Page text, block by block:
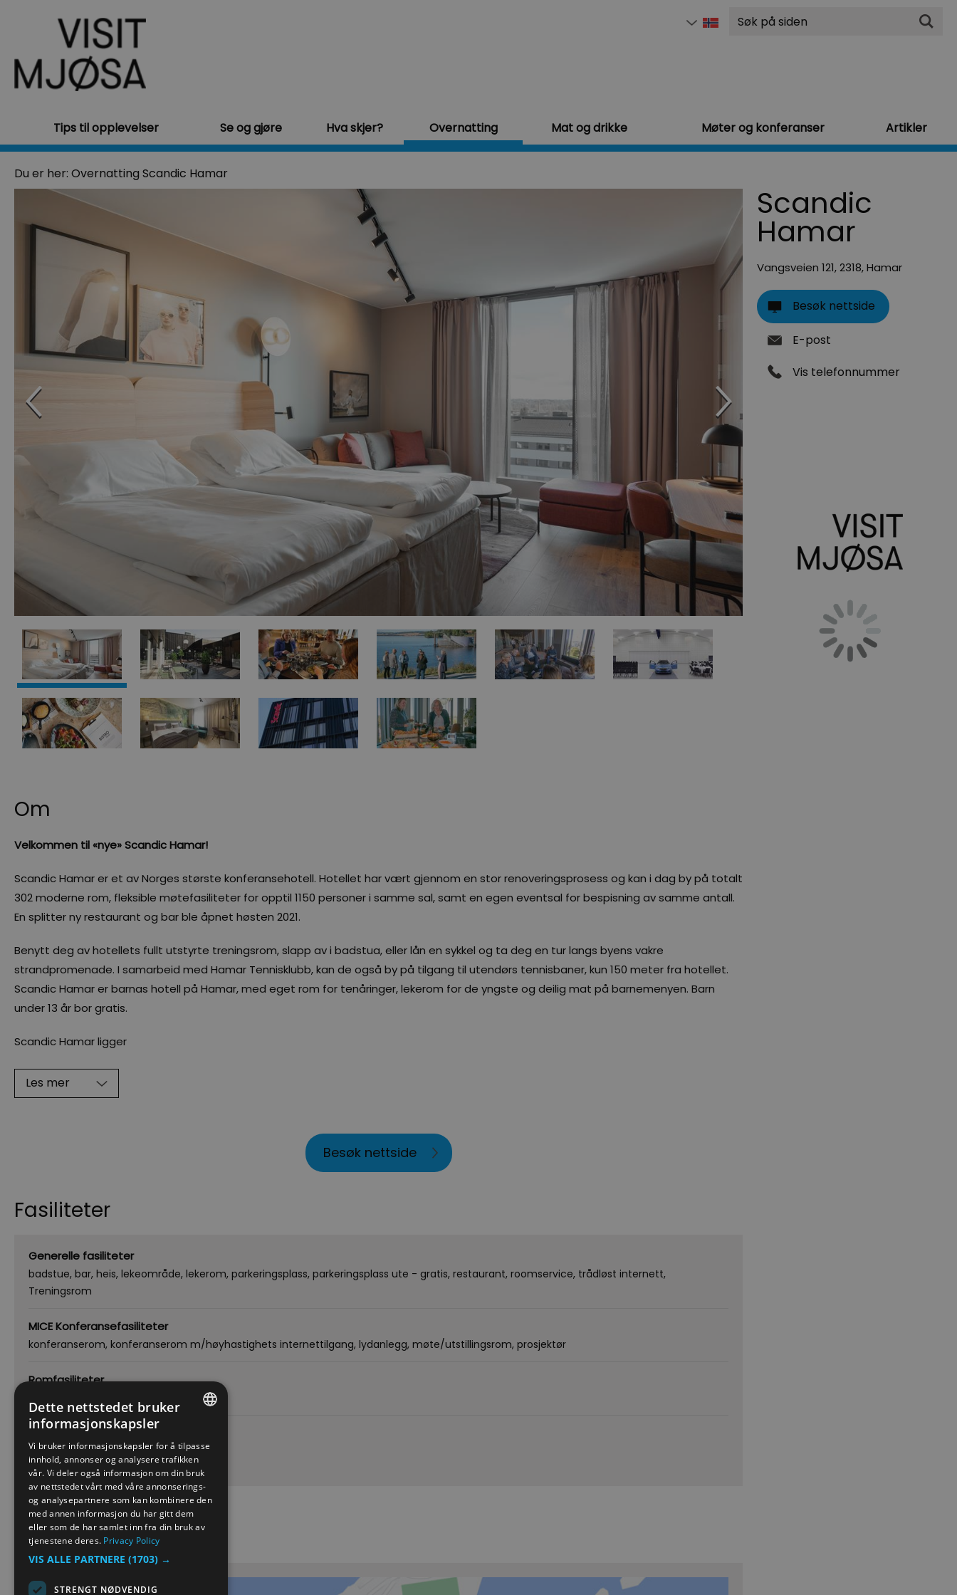
Søk
Tips til opplevelser Se og gjøre Hva skjer? Overnatting Mat og drikke Møter og konferanser Artikler
Du er her: Overnatting Scandic Hamar
Om
Velkommen til «nye» Scandic Hamar!
Scandic Hamar er et av Norges største konferansehotell. Hotellet har vært gjennom en stor renoveringsprosess og kan i dag by på totalt
302 moderne rom, fleksible møtefasiliteter for opptil 1150 personer i samme sal, samt en egen eventsal for bespisning av samme antall.
En splitter ny restaurant og bar ble åpnet høsten 2021.
Benytt deg av hotellets fullt utstyrte treningsrom, slapp av i badstua, eller lån en sykkel og ta deg en tur langs byens vakre
strandpromenade. I samarbeid med Hamar Tennisklubb, kan de også by på tilgang til utendørs tennisbaner, kun 150 meter fra hotellet.
Scandic Hamar er barnas hotell på Hamar, med eget rom for tenåringer, lekerom for de yngste og deilig mat på barnemenyen. Barn
under 13 år bor gratis.
Scandic Hamar ligger
Les mer
Besøk nettside
Fasiliteter
Generelle fasiliteter
badstue bar heis lekeområde lekerom parkeringsplass parkeringsplass ute - gratis restaurant roomservice trådløst internett
Treningsrom
MICE Konferansefasiliteter
konferanserom konferanserom m/høyhastighets internettilgang lydanlegg møte/utstillingsrom prosjektør
Romfasiliteter
Spesial
byområde
Kart
Scandic
Hamar
Vangsveien 121,2318,Hamar
Besøk nettside
E-post
Vis telefonnummer
NORWEGIAN
GERMAN
Dette nettstedet bruker
informasjonskapsler
Vi bruker informasjonskapsler for å tilpasse
innhold, annonser og analysere trafikken
vår. Vi deler også informasjon om din bruk
av nettstedet vårt med våre annonserings-
og analysepartnere som kan kombinere den
med annen informasjon du har gitt dem
eller som de har samlet inn fra din bruk av
tjenestene deres. Privacy Policy
VIS ALLE PARTNERE (1703) →
STRENGT NØDVENDIG